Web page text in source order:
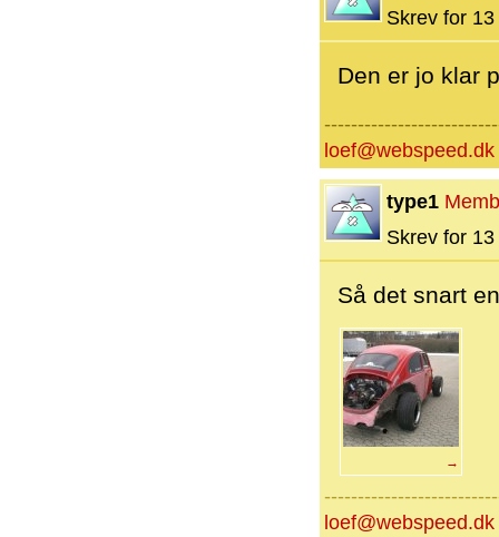
Skrev for
Den er jo klar
loef@webspeed.dk
type1
Skrev for
Så det snart
→
loef@webspeed.dk